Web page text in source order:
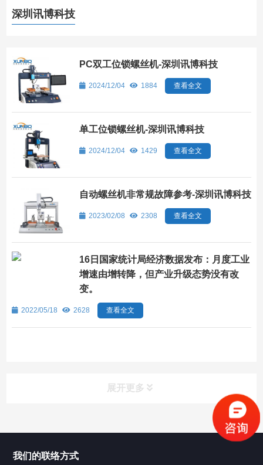
深圳讯博科技
PC双工位锁螺丝机-深圳讯博科技
2024/12/04 1884 查看全文
单工位锁螺丝机-深圳讯博科技
2024/12/04 1429 查看全文
自动螺丝机非常规故障参考-深圳讯博科技
2023/02/08 2308 查看全文
16日国家统计局经济数据发布：月度工业
增速由增转降，但产业升级态势没有改
变。
2022/05/18 2628 查看全文
展开更多
我们的联络方式